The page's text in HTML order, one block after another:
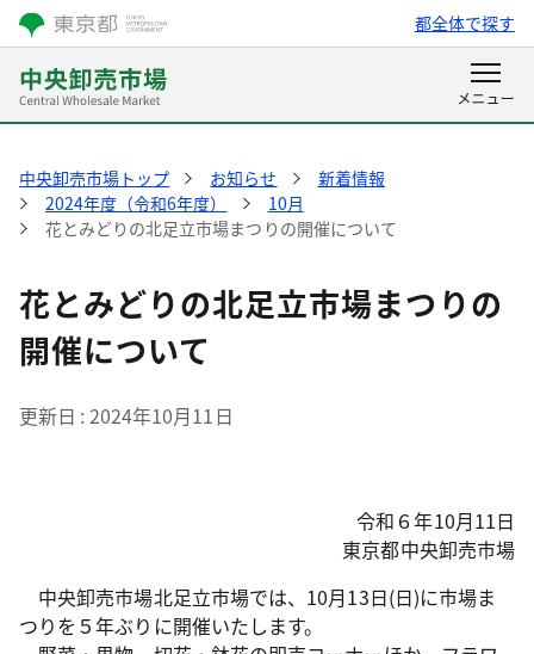
都全体で探す
中央卸売市場トップ お知らせ
新着情報
2024年度（令和6年度）
10月
花とみどりの北足立市場まつりの開催について
花とみどりの北足立市場まつりの
開催について
更新日 2024年10月11日
令和６年10月11日
東京都中央卸売市場
中央卸売市場北足立市場では、10月13日(日)に市場ま
つりを５年ぶりに開催いたします。